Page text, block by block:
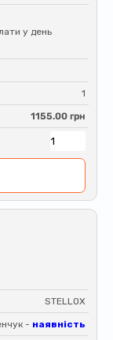
у день
1
1155.00 грн
STELLOX
- наявність